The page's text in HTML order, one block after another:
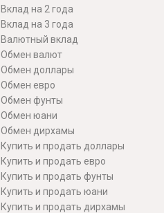
Вклад на 2 года
Вклад на 3 года
Валютный вклад
Обмен валют
Обмен доллары
Обмен евро
Обмен фунты
Обмен юани
Обмен дирхамы
Купить и продать доллары
Купить и продать евро
Купить и продать фунты
Купить и продать юани
Купить и продать дирхамы